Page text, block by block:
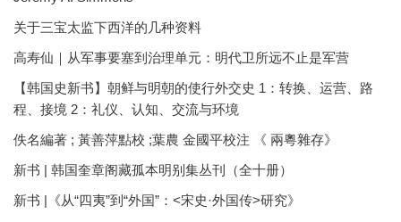
关于三宝太监下西洋的几种资料
高寿仙｜从军事要塞到治理单元：明代卫所远不止是军营
【韩国史新书】朝鲜与明朝的使行外交史 1：转换、运营、路
程、接境 2：礼仪、认知、交流与环境
佚名編著 ; 黃善萍點校 ;葉農 金國平校注 《 兩粵雜存》
新书 | 韩国奎章阁藏孤本明别集丛刊（全十册）
新书 |《从“四夷”到“外国”：<宋史·外国传>研究》